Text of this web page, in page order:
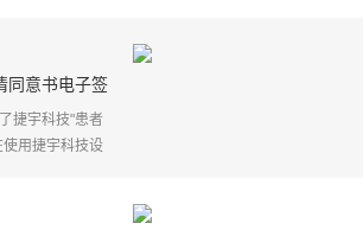
年中国半导
同意书电子签
捷宇科技"患者
用捷宇科技设